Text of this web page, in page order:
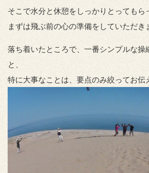
そこで水分と休憩をしっかりとってもら
まずは飛ぶ前の心の準備をしていただき
落ち着いたところで、一番シンプルな操
と、
特に大事なことは、要点のみ絞ってお伝